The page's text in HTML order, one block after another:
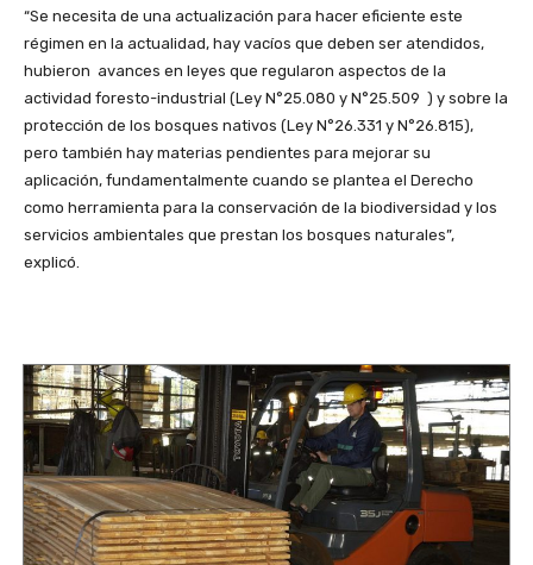
“Se necesita de una actualización para hacer eficiente este
régimen en la actualidad, hay vacíos que deben ser atendidos,
hubieron avances en leyes que regularon aspectos de la
actividad foresto-industrial (Ley N°25.080 y N°25.509 ) y sobre la
protección de los bosques nativos (Ley N°26.331 y N°26.815),
pero también hay materias pendientes para mejorar su
aplicación, fundamentalmente cuando se plantea el Derecho
como herramienta para la conservación de la biodiversidad y los
servicios ambientales que prestan los bosques naturales”,
explicó.